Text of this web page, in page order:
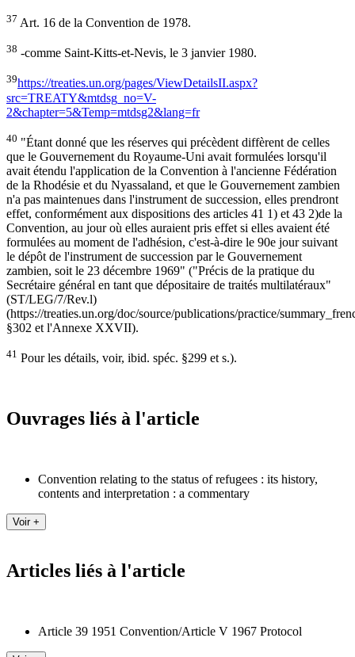
37 Art. 16 de la Convention de 1978.
38 -comme Saint-Kitts-et-Nevis, le 3 janvier 1980.
39https://treaties.un.org/pages/ViewDetailsII.aspx?
src=TREATY&mtdsg_no=V-
2&chapter=5&Temp=mtdsg2&lang=fr
40 "Étant donné que les réserves qui précèdent diffèrent de celles
que le Gouvernement du Royaume-Uni avait formulées lorsqu'il
avait étendu l'application de la Convention à l'ancienne Fédération
de la Rhodésie et du Nyassaland, et que le Gouvernement zambien
n'a pas maintenues dans l'instrument de succession, elles prendront
effet, conformément aux dispositions des articles 41 1) et 43 2)de la
Convention, au jour où elles auraient pris effet si elles avaient été
formulées au moment de l'adhésion, c'est-à-dire le 90e jour suivant
le dépôt de l'instrument de succession par le Gouvernement
zambien, soit le 23 décembre 1969" ("Précis de la pratique du
Secrétaire général en tant que dépositaire de traités multilatéraux"
(ST/LEG/7/Rev.l)
(https://treaties.un.org/doc/source/publications/practice/
§302 et l'Annexe XXVII).
41 Pour les détails, voir, ibid. spéc. §299 et s.).
Ouvrages liés à l'article
Convention relating to the status of refugees : its history,
contents and interpretation : a commentary
Articles liés à l'article
Article 39 1951 Convention/Article V 1967 Protocol